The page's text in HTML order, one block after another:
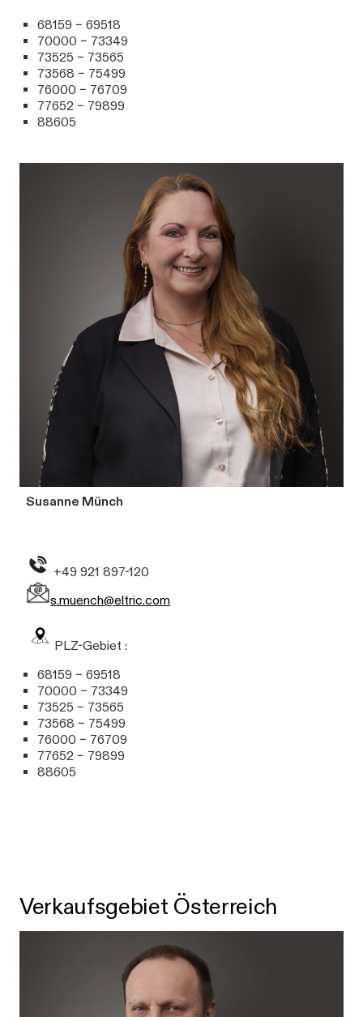
68159 – 69518
70000 – 73349
73525 – 73565
73568 – 75499
76000 – 76709
77652 – 79899
88605
Susanne Münch
+49 921 897-120
s.muench@eltric.com
PLZ-Gebiet :
68159 – 69518
70000 – 73349
73525 – 73565
73568 – 75499
76000 – 76709
77652 – 79899
88605
Verkaufsgebiet Österreich